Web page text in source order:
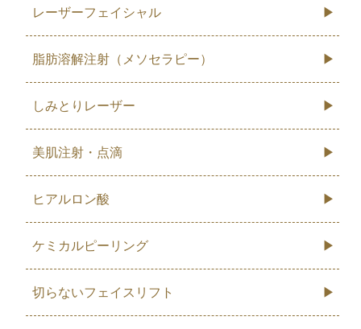
レーザーフェイシャル
脂肪溶解注射（メソセラピー）
しみとりレーザー
美肌注射・点滴
ヒアルロン酸
ケミカルピーリング
切らないフェイスリフト